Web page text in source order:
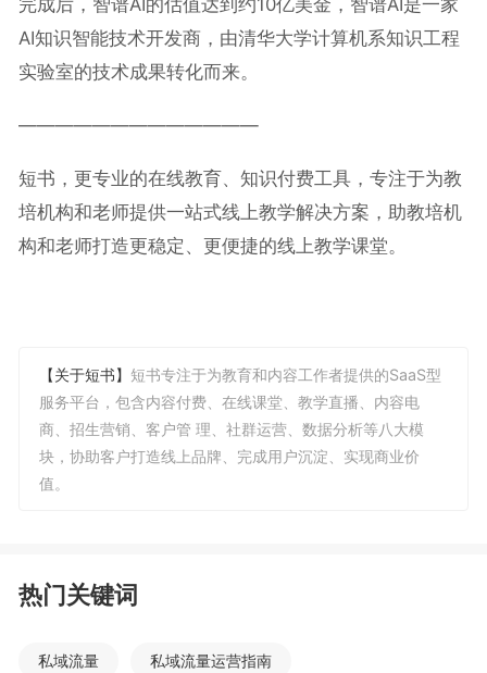
AI知识智能技术开发商，由清华大学计算机系知识工程
实验室的技术成果转化而来。
—————————————
短书，更专业的在线教育、知识付费工具，专注于为教
培机构和老师提供一站式线上教学解决方案，助教培机
构和老师打造更稳定、更便捷的线上教学课堂。
【关于短书】 短书专注于为教育和内容工作者提供的SaaS型
服务平台，包含内容付费、在线课堂、教学直播、内容电
商、招生营销、客户管 理、社群运营、数据分析等八大模
块，协助客户打造线上品牌、完成用户沉淀、实现商业价
值。
热门关键词
私域流量 私域流量运营指南